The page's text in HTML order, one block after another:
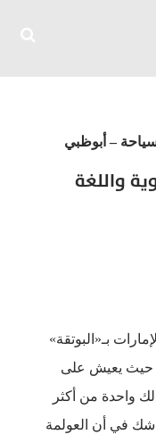
– أبوظبي
واللغة
بـ«البوتقة»
حيث يعيش على
تعد بذلك واحدة من أكثر
شك في أن العولمة